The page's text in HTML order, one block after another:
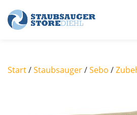
Skip
Start/Staubsauger/Sebo /